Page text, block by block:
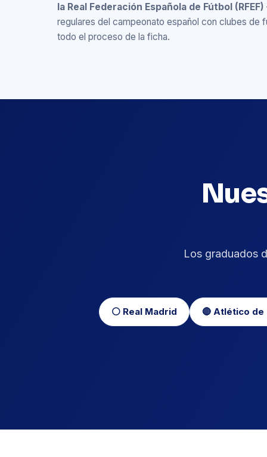
la Real Federación Española de Fútbol (RFEF)
regulares del campeonato español con clubes de
todo el proceso de la ficha.
Los graduados
⚪ Real Madrid 🔴 Atlético de